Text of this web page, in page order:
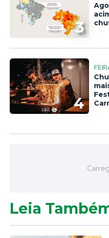
3
4
Leia